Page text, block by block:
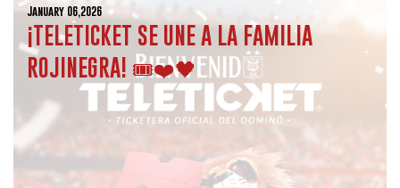
January 06,2026
¡TELETICKET SE UNE A LA FAMILIA
ROJINEGRA! 🎟️❤️🖤